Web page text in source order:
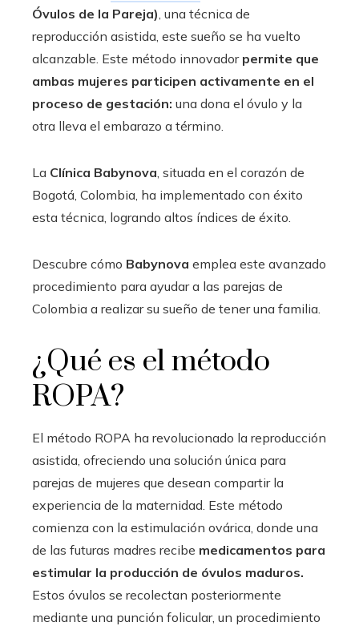
Óvulos de la Pareja), una técnica de
reproducción asistida, este sueño se ha vuelto
alcanzable. Este método innovador permite que
ambas mujeres participen activamente en el
proceso de gestación: una dona el óvulo y la
otra lleva el embarazo a término.
La Clínica Babynova, situada en el corazón de
Bogotá, Colombia, ha implementado con éxito
esta técnica, logrando altos índices de éxito.
Descubre cómo Babynova emplea este avanzado
procedimiento para ayudar a las parejas de
Colombia a realizar su sueño de tener una familia.
¿Qué es el método
ROPA?
El método ROPA ha revolucionado la reproducción
asistida, ofreciendo una solución única para
parejas de mujeres que desean compartir la
experiencia de la maternidad. Este método
comienza con la estimulación ovárica, donde una
de las futuras madres recibe medicamentos para
estimular la producción de óvulos maduros.
Estos óvulos se recolectan posteriormente
mediante una punción folicular, un procedimiento